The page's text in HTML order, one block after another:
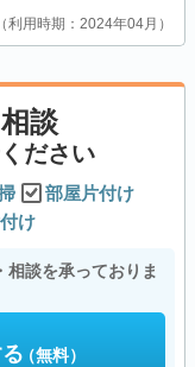
利用時期：2024年04月
談
ださい
部屋片付け
け
談を承っておりま
（無料）